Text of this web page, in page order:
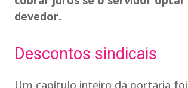
devedor.
Descontos sindicais
Um capítulo inteiro da portaria